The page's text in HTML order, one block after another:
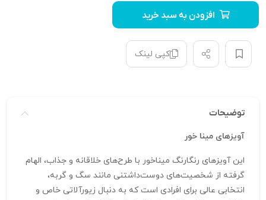
افزودن به سبد خرید
کپی لینک
توضیحات
آویزهای مینا خور
این آویزهای رنگارنگ میناخور با طرح‌های خلاقانه و جذاب، الهام
گرفته از شخصیت‌های دوست‌داشتنی مانند سگ و گربه،
انتخابی عالی برای افرادی است که به دنبال زیورآلاتی خاص و